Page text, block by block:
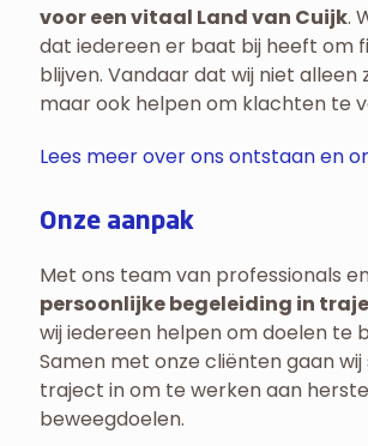
voor een vitaal Land van Cuijk.
dat iedereen er baat bij heeft om
blijven. Vandaar dat wij niet alleen
maar ook helpen om klachten te
Lees meer over ons ontstaan en
Onze aanpak
Met ons team van professionals
persoonlijke begeleiding in
wij iedereen helpen om doelen te
Samen met onze cliënten gaan
traject in om te werken aan
beweegdoelen.